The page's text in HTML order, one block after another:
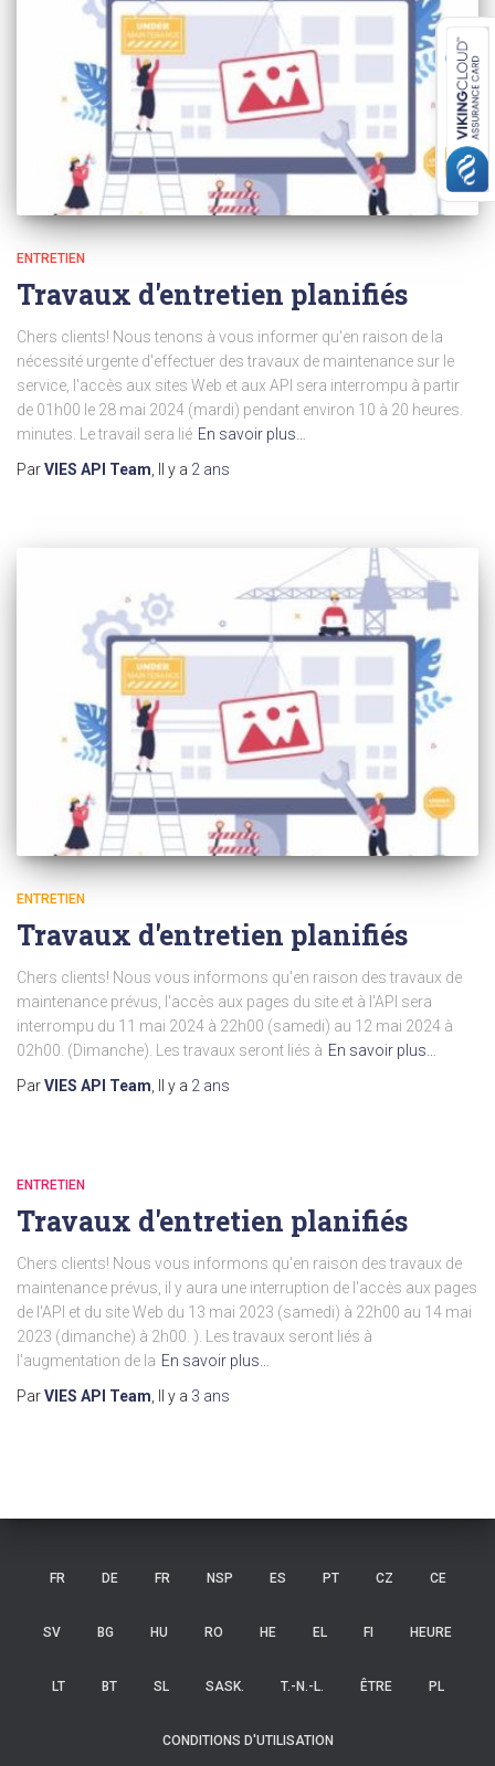
ENTRETIEN
Travaux d'entretien planifiés
Chers clients! Nous tenons à vous informer qu'en raison de la
nécessité urgente d'effectuer des travaux de maintenance sur le
service, l'accès aux sites Web et aux API sera interrompu à partir
de 01h00 le 28 mai 2024 (mardi) pendant environ 10 à 20 heures.
minutes. Le travail sera lié En savoir plus…
ParVIES API Team , Il y a 2 ans
ENTRETIEN
Travaux d'entretien planifiés
Chers clients! Nous vous informons qu'en raison des travaux de
maintenance prévus, l'accès aux pages du site et à l'API sera
interrompu du 11 mai 2024 à 22h00 (samedi) au 12 mai 2024 à
02h00. (Dimanche). Les travaux seront liés à En savoir plus…
ParVIES API Team , Il y a 2 ans
ENTRETIEN
Travaux d'entretien planifiés
Chers clients! Nous vous informons qu'en raison des travaux de
maintenance prévus, il y aura une interruption de l'accès aux pages
de l'API et du site Web du 13 mai 2023 (samedi) à 22h00 au 14 mai
2023 (dimanche) à 2h00. ). Les travaux seront liés à
l'augmentation de la En savoir plus…
ParVIES API Team , Il y a 3 ans
FR DE FR NSP ES PT CZ CE
SV BG HU RO HE EL FI HEURE
LT BT SL SASK. T.-N.-L. ÊTRE PL
CONDITIONS D'UTILISATION